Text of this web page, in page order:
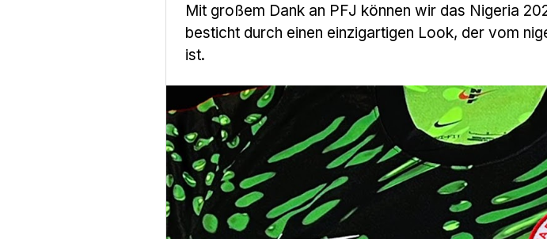
Mit großem Dank an PFJ können wir das Nigeria
besticht durch einen einzigartigen Look, der vom
ist.